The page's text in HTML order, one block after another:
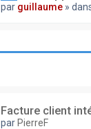
par guillaume »
Facture client
par PierreF